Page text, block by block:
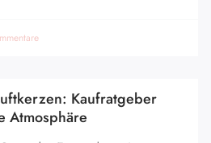
Kaufratgeber
Atmosphäre